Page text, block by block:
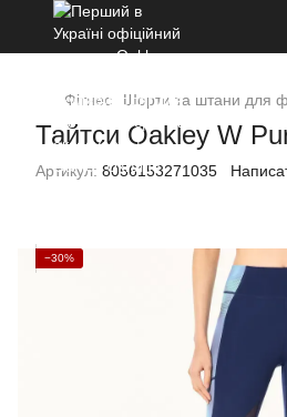
Фітнес Шорти та штани для
Тайтси Oakley W
Артикул: 8056153271035
−30%